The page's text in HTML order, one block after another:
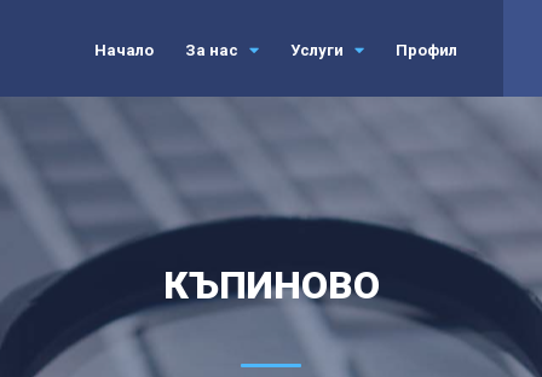
Начало За нас Услуги Профил
КЪПИНОВО